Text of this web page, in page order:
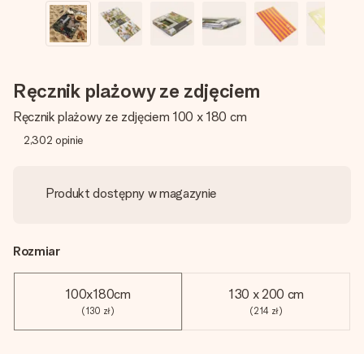
Ręcznik plażowy ze zdjęciem
Ręcznik plażowy ze zdjęciem 100 x 180 cm
2,302 opinie
Produkt dostępny w magazynie
Rozmiar
100x180cm
(130 zł)
130 x 200 cm
(214 zł)